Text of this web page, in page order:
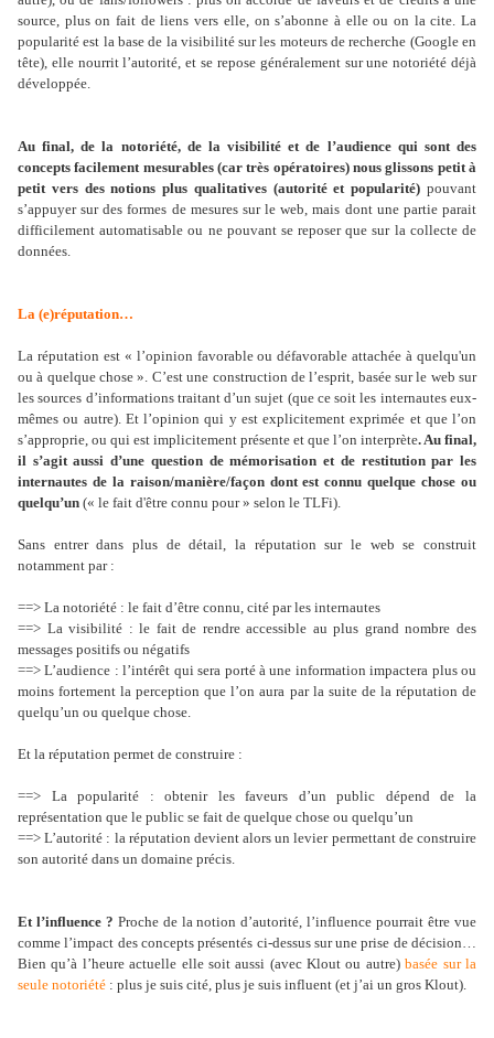
source, plus on fait de liens vers elle, on s’abonne à elle ou on la cite. La
popularité est la base de la visibilité sur les moteurs de recherche (Google en
tête), elle nourrit l’autorité, et se repose généralement sur une notoriété déjà
développée.
Au final, de la notoriété, de la visibilité et de l’audience qui sont des
concepts facilement mesurables (car très opératoires) nous glissons petit à
petit vers des notions plus qualitatives (autorité et popularité) pouvant
s’appuyer sur des formes de mesures sur le web, mais dont une partie parait
difficilement automatisable ou ne pouvant se reposer que sur la collecte de
données.
La (e)réputation…
La réputation est « l’opinion favorable ou défavorable attachée à quelqu'un
ou à quelque chose ». C’est une construction de l’esprit, basée sur le web sur
les sources d’informations traitant d’un sujet (que ce soit les internautes eux-
mêmes ou autre). Et l’opinion qui y est explicitement exprimée et que l’on
s’approprie, ou qui est implicitement présente et que l’on interprète. Au final,
il s’agit aussi d’une question de mémorisation et de restitution par les
internautes de la raison/manière/façon dont est connu quelque chose ou
quelqu’un (« le fait d'être connu pour » selon le TLFi).
Sans entrer dans plus de détail, la réputation sur le web se construit
notamment par :
==> La notoriété : le fait d’être connu, cité par les internautes
==> La visibilité : le fait de rendre accessible au plus grand nombre des
messages positifs ou négatifs
==> L’audience : l’intérêt qui sera porté à une information impactera plus ou
moins fortement la perception que l’on aura par la suite de la réputation de
quelqu’un ou quelque chose.
Et la réputation permet de construire :
==> La popularité : obtenir les faveurs d’un public dépend de la
représentation que le public se fait de quelque chose ou quelqu’un
==> L’autorité : la réputation devient alors un levier permettant de construire
son autorité dans un domaine précis.
Et l’influence ? Proche de la notion d’autorité, l’influence pourrait être vue
comme l’impact des concepts présentés ci-dessus sur une prise de décision…
Bien qu’à l’heure actuelle elle soit aussi (avec Klout ou autre)basée sur la
seule notoriété : plus je suis cité, plus je suis influent (et j’ai un gros Klout).